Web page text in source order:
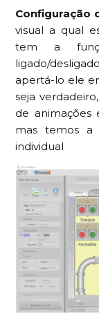
Configuração
visual a qual
tem a
ligado/
apertá-lo ele
seja
de animações
mas temos a
individual